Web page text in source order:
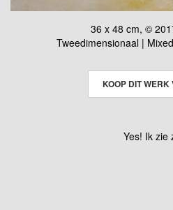
36 x 48 cm, ©
Tweedimensionaal |
KOOP DIT WERK
Yes! Ik zie